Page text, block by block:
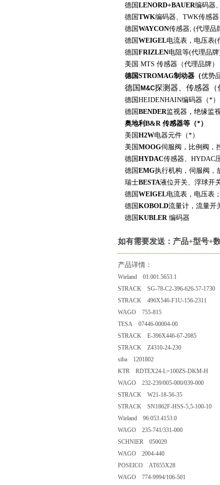
德国 LENORD+BAUER编码器
德国 TWK编码器、 TWK传感
德国 WAYCON传感器; (代理品
德国 WEIGEL电流表，电压表(
德国 FRIZLEN电阻等(代理品牌
美国 MTS 传感器（代理品牌）
德国STROMAG制动器（优势
德国 M&C探测器、传感器（
德国HEIDENHAIN编码器（*）
德国 BENDER监视器，绝缘监
奥地利 B&R 传感器等（*）
美国 H2W电器元件（*）
美国 MOOG伺服阀，比例阀，
德国 HYDAC传感器、 HYDAC
德国 EMG执行机构，伺服阀，
瑞士BESTA液位开关、浮球开
德国 WEIGEL电流表，电压表
德国 KOBOLD流量计，流量开
德国 KUBLER编码器
如有需要发送：产品+型号+
产品详情：
Wieland 01.001.5653.1
STRACK SG-78-C2-396-626-57-1730
STRACK 496X546-F1U-156-2311
WAGO 755-815
TESA 07446-00004-00
STRACK E-396X446-67-2085
STRACK Z4310-24-230
siba 1201802
KTR RDTEX24-L=100ZS-DKM-H
WAGO 232-239/005-000/039-000
STRACK W21-18-56-35
STRACK SN1862F-HSS-5,5-100-10
Wieland 96.053.4153.0
WAGO 235-741/331-000
SCHNIER 050029
WAGO 2004-440
POSEICO AT655X28
WAGO 774-9994/106-501